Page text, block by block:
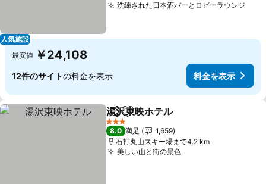
人気施設
洗練された日本酒バーとロビーラウンジ
最安値 ￥24,108
12件のサイトの料金を表示 料金を表示
シェアお気に入りに追加
湯沢東映ホテル
3 ホテルのランク
8.0 満足
1,659
石打丸山スキー場まで4.2 km
美しい山と街の景色